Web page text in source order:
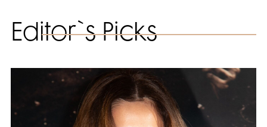
Editor`s Picks